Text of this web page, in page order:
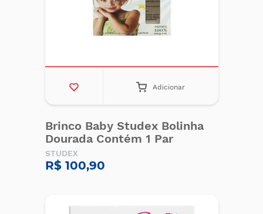
Adicionar
Brinco Baby Studex Bolinha
Dourada Contém 1 Par
STUDEX
R$ 100,90